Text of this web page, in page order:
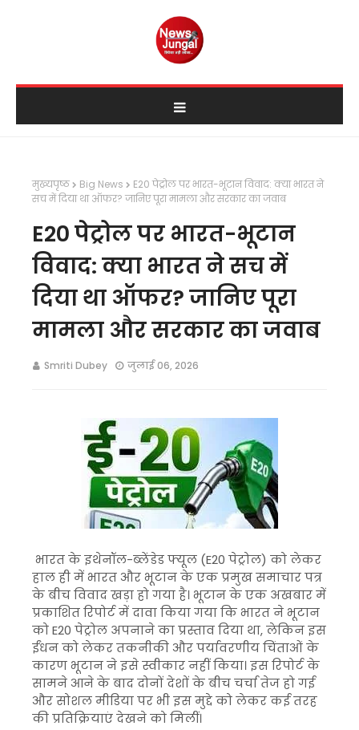
मुख्यपृष्ठ Big News
E20 पेट्रोल पर भारत-भूटान विवाद: क्या भारत ने
सच में दिया था ऑफर? जानिए पूरा मामला और सरकार का जवाब
E20 पेट्रोल पर भारत-भूटान
विवाद: क्या भारत ने सच में
दिया था ऑफर? जानिए पूरा
मामला और सरकार का जवाब
Smriti Dubey जुलाई 06, 2026
भारत के इथेनॉल-ब्लेंडेड फ्यूल (E20 पेट्रोल) को लेकर
हाल ही में भारत और भूटान के एक प्रमुख समाचार पत्र
के बीच विवाद खड़ा हो गया है। भूटान के एक अखबार में
प्रकाशित रिपोर्ट में दावा किया गया कि भारत ने भूटान
को E20 पेट्रोल अपनाने का प्रस्ताव दिया था, लेकिन इस
ईंधन को लेकर तकनीकी और पर्यावरणीय चिंताओं के
कारण भूटान ने इसे स्वीकार नहीं किया। इस रिपोर्ट के
सामने आने के बाद दोनों देशों के बीच चर्चा तेज हो गई
और सोशल मीडिया पर भी इस मुद्दे को लेकर कई तरह
की प्रतिक्रियाएं देखने को मिलीं।